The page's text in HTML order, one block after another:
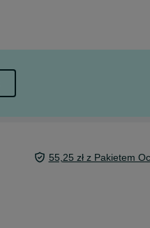
55,25 zł z Pakietem